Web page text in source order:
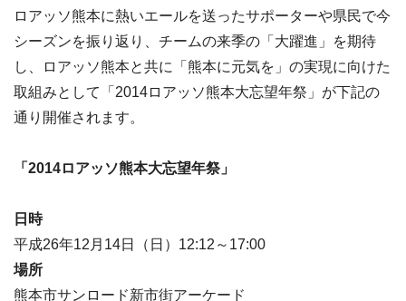
ロアッソ熊本に熱いエールを送ったサポーターや県民で今
シーズンを振り返り、チームの来季の「大躍進」を期待
し、ロアッソ熊本と共に「熊本に元気を」の実現に向けた
取組みとして「2014ロアッソ熊本大忘望年祭」が下記の
通り開催されます。
「2014ロアッソ熊本大忘望年祭」
日時
平成26年12月14日（日）12:12～17:00
場所
熊本市サンロード新市街アーケード